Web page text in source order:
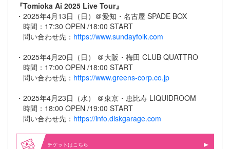
『Tomioka Ai 2025 Live Tour』
・2025年4月13日（日）＠愛知・名古屋 SPADE BOX
時間：17:30 OPEN /18:00 START
問い合わせ先： https://www.sundayfolk.com
・2025年4月20日（日） ＠大阪・梅田 CLUB QUATTRO
時間：17:00 OPEN /18:00 START
問い合わせ先： https://www.greens-corp.co.jp
・2025年4月23日（水） ＠東京・恵比寿 LIQUIDROOM
時間：18:00 OPEN /19:00 START
問い合わせ先： https://info.diskgarage.com
はこちら